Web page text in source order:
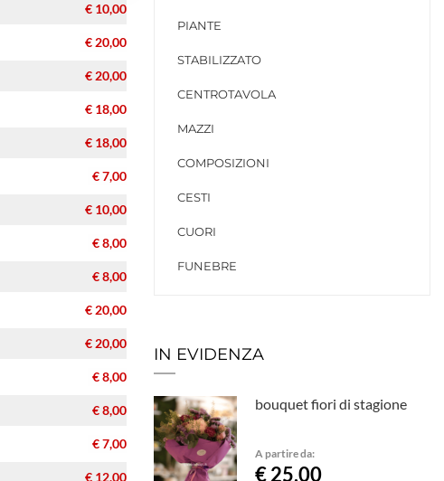
€ 10,00
€ 20,00
€ 20,00
€ 18,00
€ 18,00
€ 7,00
€ 10,00
€ 8,00
€ 8,00
€ 20,00
€ 20,00
€ 8,00
€ 8,00
€ 7,00
€ 12,00
PIANTE
STABILIZZATO
CENTROTAVOLA
MAZZI
COMPOSIZIONI
CESTI
CUORI
FUNEBRE
IN EVIDENZA
bouquet fiori di stagione
A partire da:
€ 25,00